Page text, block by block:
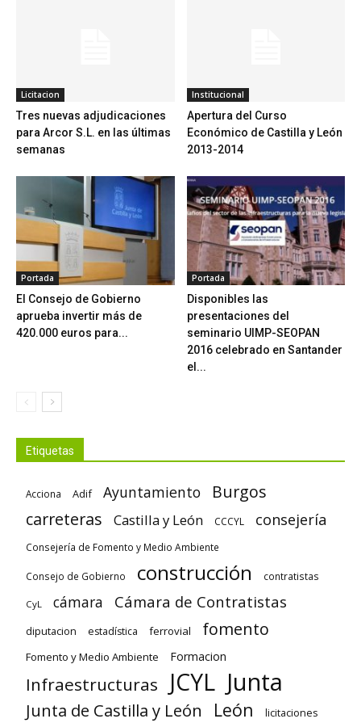
Licitacion
Tres nuevas adjudicaciones
para Arcor S.L. en las últimas
semanas
Institucional
Apertura del Curso
Económico de Castilla y León
2013-2014
Portada
El Consejo de Gobierno
aprueba invertir más de
420.000 euros para...
Portada
Disponibles las
presentaciones del
seminario UIMP-SEOPAN
2016 celebrado en Santander
el...
Etiquetas
Acciona Adif Ayuntamiento
Burgos
carreteras
Castilla y León CCCYL consejería
Consejería de Fomento y Medio Ambiente
Consejo de Gobierno construcción contratistas
CyL cámara Cámara de Contratistas
diputacion estadística ferrovial fomento
Fomento y Medio Ambiente Formacion
Infraestructuras JCYL Junta
Junta de Castilla y León León licitaciones